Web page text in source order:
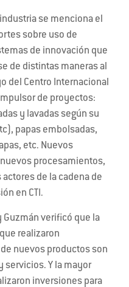
se menciona el
sobre uso de
de innovación que
de distintas maneras al
del Centro Internacional
de proyectos:
y lavadas según su
papas embolsadas,
etc. Nuevos
procesamientos,
de la cadena de
en CTI.
Guzmán verificó que la
realizaron
nuevos productos son
servicios. Y la mayor
inversiones para